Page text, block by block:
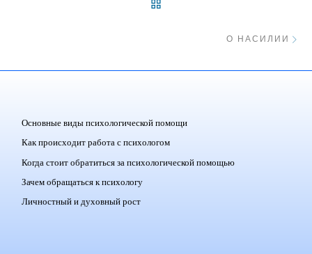
О НАСИЛИИ
Основные виды психологической помощи
Как происходит работа с психологом
Когда стоит обратиться за психологической помощью
Зачем обращаться к психологу
Личностный и духовный рост